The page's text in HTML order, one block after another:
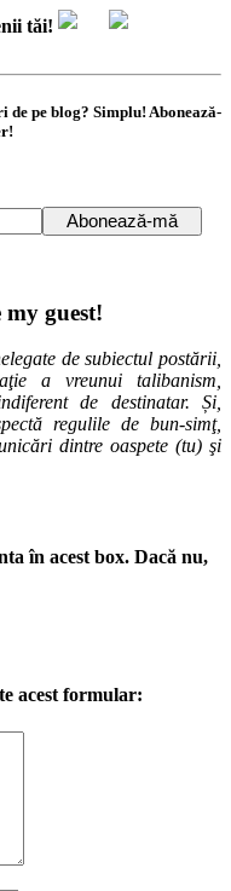
tăi!
pe blog? Simplu! Abonează-
guest!
de subiectul postării,
a vreunui talibanism,
de destinatar. Și,
regulile de bun-simţ,
dintre oaspete (tu) şi
în acest box. Dacă nu,
acest formular: